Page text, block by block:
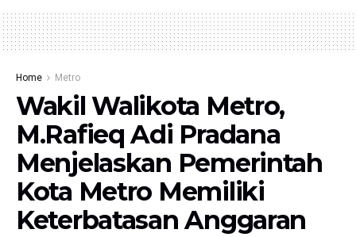
Home Metro
Wakil Walikota Metro,
M.Rafieq Adi Pradana
Menjelaskan Pemerintah
Kota Metro Memiliki
Keterbatasan Anggaran